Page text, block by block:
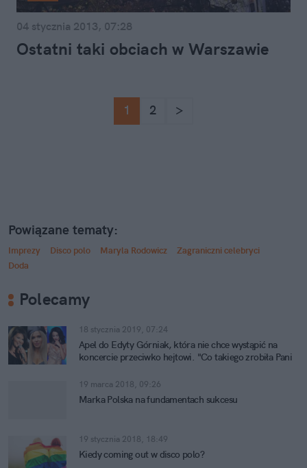
04 stycznia 2013, 07:28
Ostatni taki obciach w Warszawie
1 2 >
Powiązane tematy:
Imprezy Disco polo Maryla Rodowicz
Zagraniczni celebryci
Doda
Polecamy
18 stycznia 2019, 07:24
Apel do Edyty Górniak, która nie chce wystąpić na
koncercie przeciwko hejtowi. "Co takiego zrobiła Pani
19 marca 2018, 09:26
Marka Polska na fundamentach sukcesu
19 stycznia 2018, 18:49
Kiedy coming out w disco polo?